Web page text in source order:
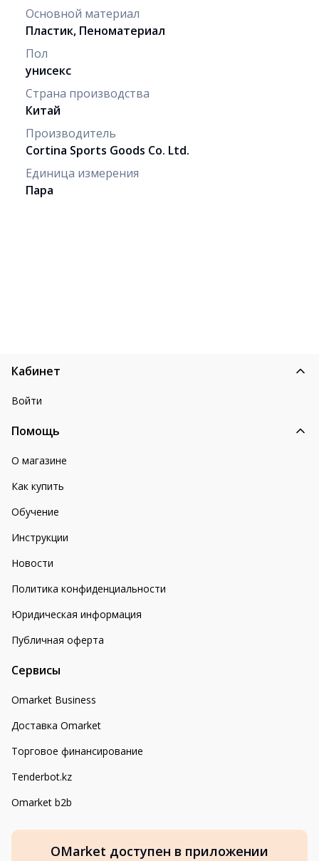
Основной материал
Пластик, Пеноматериал
Пол
унисекс
Страна производства
Китай
Производитель
Cortina Sports Goods Co. Ltd.
Единица измерения
Пара
Кабинет
Войти
Помощь
О магазине
Как купить
Обучение
Инструкции
Новости
Политика конфиденциальности
Юридическая информация
Публичная оферта
Сервисы
Omarket Business
Доставка Omarket
Торговое финансирование
Tenderbot.kz
Omarket b2b
OMarket доступен в приложении